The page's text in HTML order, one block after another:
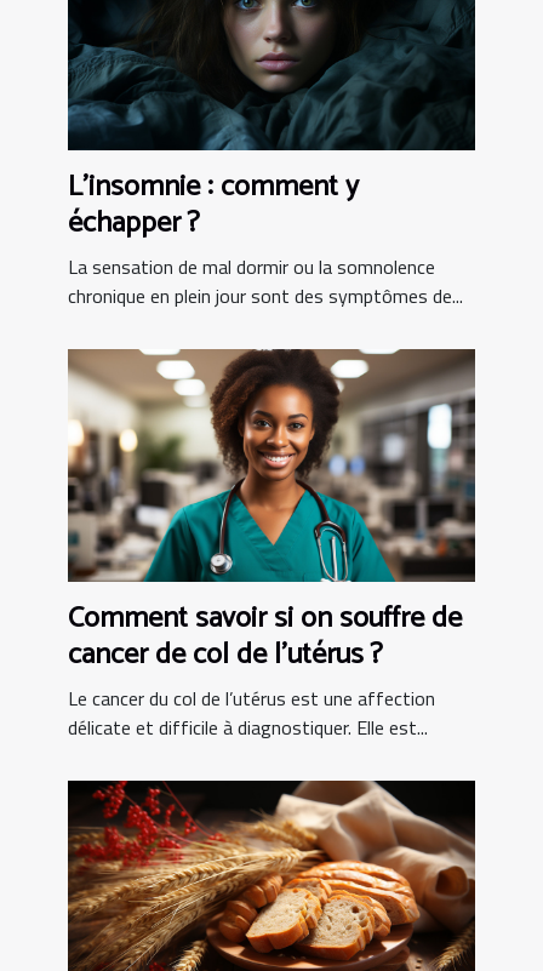
L’insomnie : comment y
échapper ?
La sensation de mal dormir ou la somnolence
chronique en plein jour sont des symptômes de...
Comment savoir si on souffre de
cancer de col de l’utérus ?
Le cancer du col de l’utérus est une affection
délicate et difficile à diagnostiquer. Elle est...